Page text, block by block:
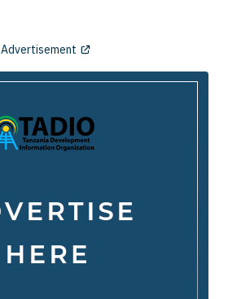
Advertisement